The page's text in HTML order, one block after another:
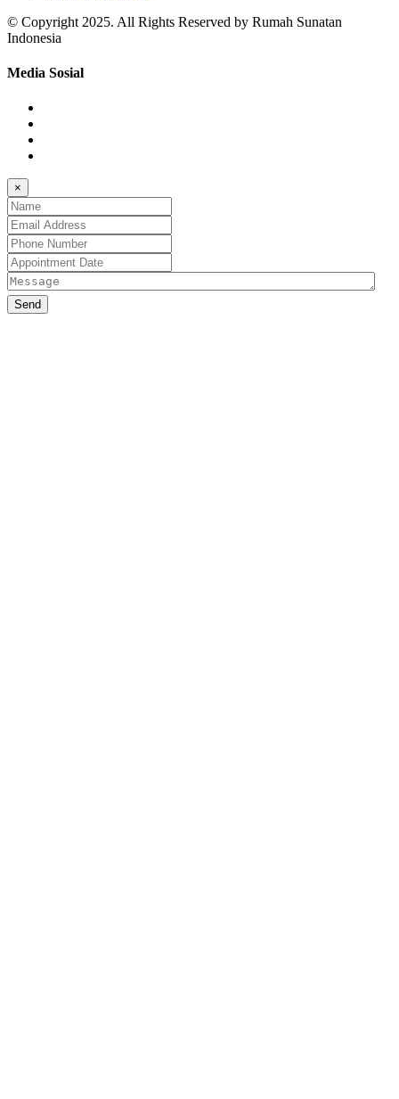
© Copyright 2025. All Rights Reserved by Rumah Sunatan
Indonesia
Media Sosial
×